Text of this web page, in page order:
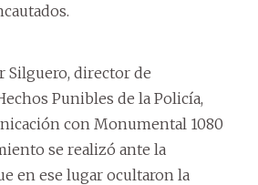
Silguero, director de
Punibles de la Policía,
con Monumental 1080
se realizó ante la
en ese lugar ocultaron la